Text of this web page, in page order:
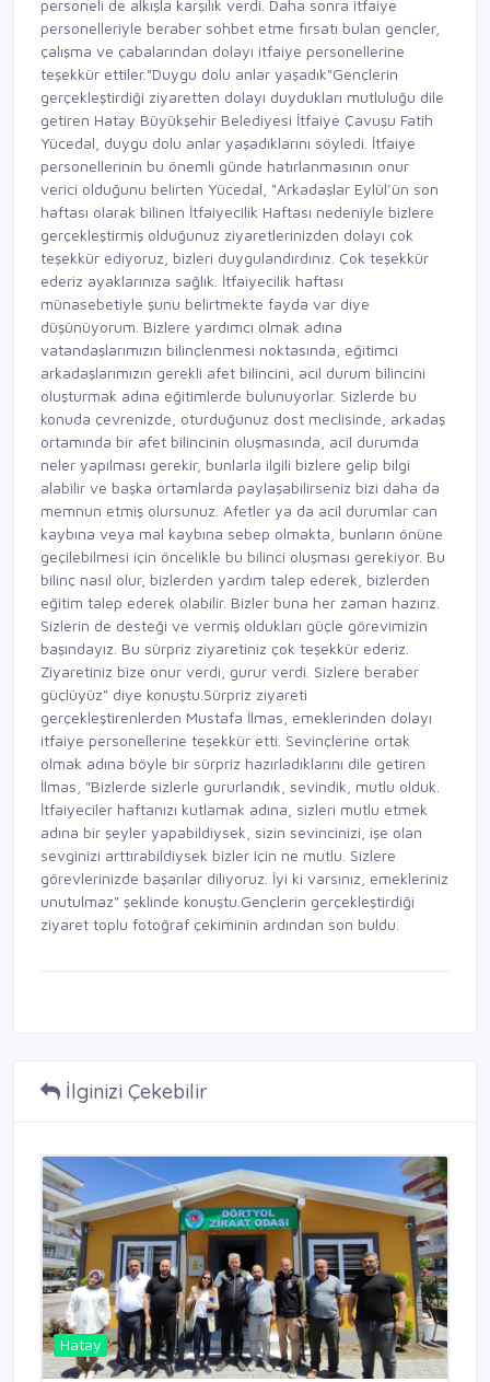
personeli de alkışla karşılık verdi. Daha sonra itfaiye
personelleriyle beraber sohbet etme fırsatı bulan gençler,
çalışma ve çabalarından dolayı itfaiye personellerine
teşekkür ettiler."Duygu dolu anlar yaşadık"Gençlerin
gerçekleştirdiği ziyaretten dolayı duydukları mutluluğu dile
getiren Hatay Büyükşehir Belediyesi İtfaiye Çavuşu Fatih
Yücedal, duygu dolu anlar yaşadıklarını söyledi. İtfaiye
personellerinin bu önemli günde hatırlanmasının onur
verici olduğunu belirten Yücedal, "Arkadaşlar Eylül’ün son
haftası olarak bilinen İtfaiyecilik Haftası nedeniyle bizlere
gerçekleştirmiş olduğunuz ziyaretlerinizden dolayı çok
teşekkür ediyoruz, bizleri duygulandırdınız. Çok teşekkür
ederiz ayaklarınıza sağlık. İtfaiyecilik haftası
münasebetiyle şunu belirtmekte fayda var diye
düşünüyorum. Bizlere yardımcı olmak adına
vatandaşlarımızın bilinçlenmesi noktasında, eğitimci
arkadaşlarımızın gerekli afet bilincini, acil durum bilincini
oluşturmak adına eğitimlerde bulunuyorlar. Sizlerde bu
konuda çevrenizde, oturduğunuz dost meclisinde, arkadaş
ortamında bir afet bilincinin oluşmasında, acil durumda
neler yapılması gerekir, bunlarla ilgili bizlere gelip bilgi
alabilir ve başka ortamlarda paylaşabilirseniz bizi daha da
memnun etmiş olursunuz. Afetler ya da acil durumlar can
kaybına veya mal kaybına sebep olmakta, bunların önüne
geçilebilmesi için öncelikle bu bilinci oluşması gerekiyor. Bu
bilinç nasıl olur, bizlerden yardım talep ederek, bizlerden
eğitim talep ederek olabilir. Bizler buna her zaman hazırız.
Sizlerin de desteği ve vermiş oldukları güçle görevimizin
başındayız. Bu sürpriz ziyaretiniz çok teşekkür ederiz.
Ziyaretiniz bize onur verdi, gurur verdi. Sizlere beraber
güçlüyüz" diye konuştu.Sürpriz ziyareti
gerçekleştirenlerden Mustafa İlmas, emeklerinden dolayı
itfaiye personellerine teşekkür etti. Sevinçlerine ortak
olmak adına böyle bir sürpriz hazırladıklarını dile getiren
İlmas, "Bizlerde sizlerle gururlandık, sevindik, mutlu olduk.
İtfaiyeciler haftanızı kutlamak adına, sizleri mutlu etmek
adına bir şeyler yapabildiysek, sizin sevincinizi, işe olan
sevginizi arttırabildiysek bizler için ne mutlu. Sizlere
görevlerinizde başarılar diliyoruz. İyi ki varsınız, emekleriniz
unutulmaz" şeklinde konuştu.Gençlerin gerçekleştirdiği
ziyaret toplu fotoğraf çekiminin ardından son buldu.
İlginizi Çekebilir
Hatay